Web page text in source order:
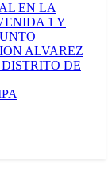
EN LA
1 Y
ALVAREZ
DE